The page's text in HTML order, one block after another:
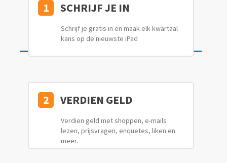
1 SCHRIJF JE IN
Schrijf je gratis in en maak elk kwartaal
kans op de nieuwste iPad
2 VERDIEN GELD
Verdien geld met shoppen, e-mails
lezen, prijsvragen, enquetes, liken en
meer.